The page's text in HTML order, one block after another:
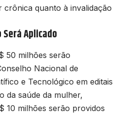
crônica quanto à invalidação
Aplicado
50 milhões serão
Nacional de
e Tecnológico em editais
da saúde da mulher,
10 milhões serão providos